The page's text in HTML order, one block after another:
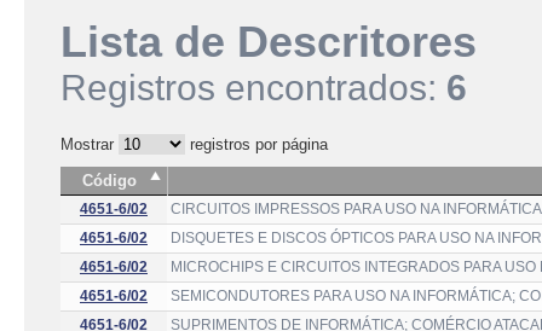
Lista de Descritores
Registros encontrados: 6
Mostrar
registros por página
Código
4651-6/02
CIRCUITOS IMPRESSOS PARA USO NA
4651-6/02
DISQUETES E DISCOS ÓPTICOS PARA USO NA
4651-6/02
MICROCHIPS E CIRCUITOS INTEGRADOS PARA
4651-6/02
SEMICONDUTORES PARA USO NA INFORMÁTICA;
4651-6/02
SUPRIMENTOS DE INFORMÁTICA; COMÉRCIO